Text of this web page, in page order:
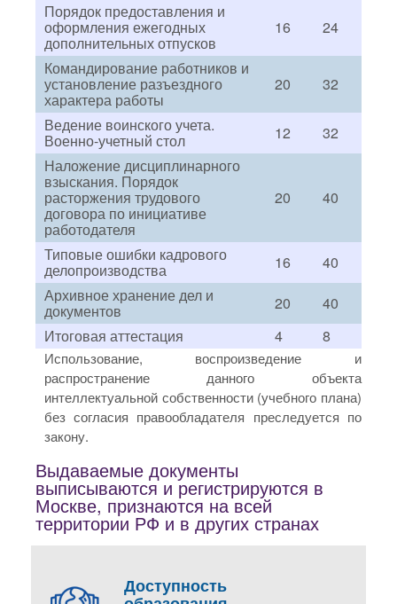
Порядок предоставления и
оформления ежегодных
дополнительных отпусков
16
24
Командирование работников и
установление разъездного
характера работы
20
32
Ведение воинского учета.
Военно-учетный стол 12
32
Наложение дисциплинарного
взыскания. Порядок
расторжения трудового
договора по инициативе
работодателя
20 40
Типовые ошибки кадрового
делопроизводства 16
40
Архивное хранение дел и
документов 20
40
Итоговая аттестация
4 8
Использование, воспроизведение и
распространение данного объекта
интеллектуальной собственности (учебного плана)
без согласия правообладателя преследуется по
закону.
Выдаваемые документы
выписываются и регистрируются в
Москве, признаются на всей
территории РФ и в других странах
Доступность